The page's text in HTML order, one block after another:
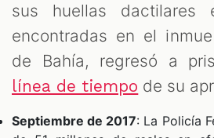
sus huellas dactilares
encontradas en el
de Bahía, regresó a
línea de tiempo de su
Septiembre de 2017: La Policía